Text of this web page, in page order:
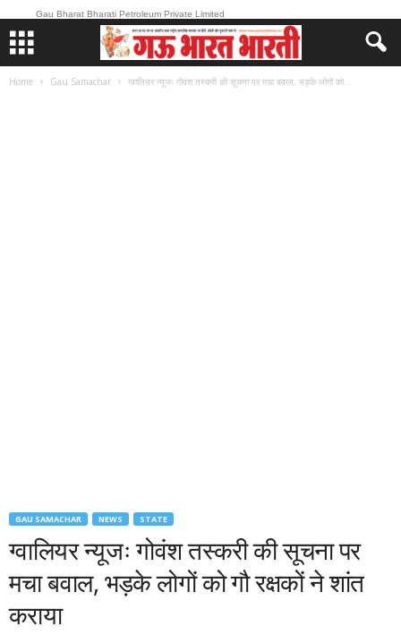
Gau Bharat Bharati Petroleum Private Limited
Home Gau Samachar ग्वालियर न्यूजः गोवंश तस्करी की सूचना पर मचा बवाल, भड़के लोगों को...
GAU SAMACHAR NEWS STATE
ग्वालियर न्यूजः गोवंश तस्करी की सूचना पर
मचा बवाल, भड़के लोगों को गौ रक्षकों ने शांत
कराया